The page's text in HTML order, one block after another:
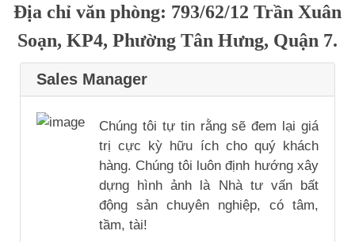
Địa chỉ văn phòng: 793/62/12 Trần Xuân
Soạn, KP4, Phường Tân Hưng, Quận 7.
Sales Manager
Chúng tôi tự tin rằng sẽ đem lại giá
trị cực kỳ hữu ích cho quý khách
hàng. Chúng tôi luôn định hướng xây
dựng hình ảnh là Nhà tư vấn bất
động sản chuyên nghiệp, có tâm,
tầm, tài!